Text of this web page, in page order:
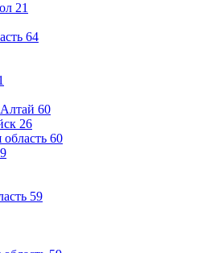
21
64
60
26
область 60
59